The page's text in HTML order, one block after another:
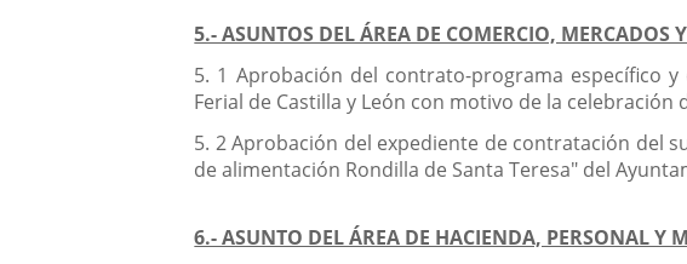
5.- ASUNTOS DEL ÁREA DE COMERCIO, MERCADOS
5. 1 Aprobación del contrato-programa específico
Ferial de Castilla y León con motivo de la celebración
5. 2 Aprobación del expediente de contratación del
de alimentación Rondilla de Santa Teresa" del
6.- ASUNTO DEL ÁREA DE HACIENDA, PERSONAL Y